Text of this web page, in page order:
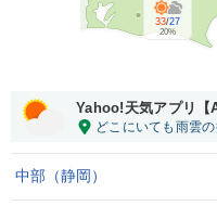
33/27
20%
Yahoo!天気アプリ【
中部（静岡）